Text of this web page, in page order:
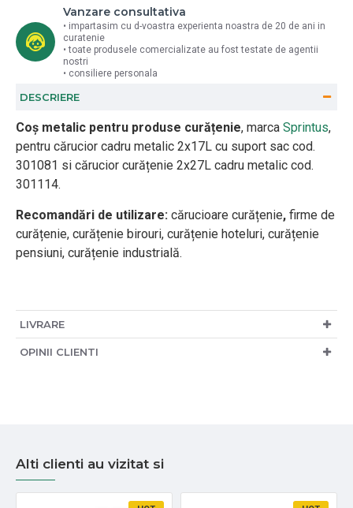
Vanzare consultativa
• impartasim cu d-voastra experienta noastra de 20 de ani in
curatenie
• toate produsele comercializate au fost testate de agentii
nostri
• consiliere personala
DESCRIERE
Coș metalic pentru produse curățenie, marca Sprintus,
pentru cărucior cadru metalic 2x17L cu suport sac cod.
301081 si cărucior curățenie 2x27L cadru metalic cod.
301114.
Recomandări de utilizare: cărucioare curățenie, firme de
curățenie, curățenie birouri, curățenie hoteluri, curățenie
pensiuni, curățenie industrială.
LIVRARE
OPINII CLIENTI
Alti clienti au vizitat si